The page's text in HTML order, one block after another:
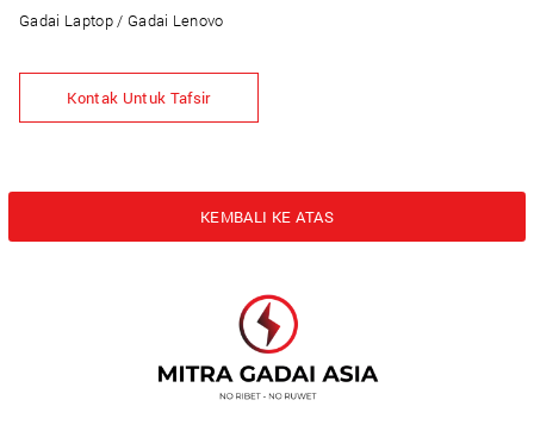
Gadai Laptop / Gadai Lenovo
Kontak Untuk Tafsir
KEMBALI KE ATAS